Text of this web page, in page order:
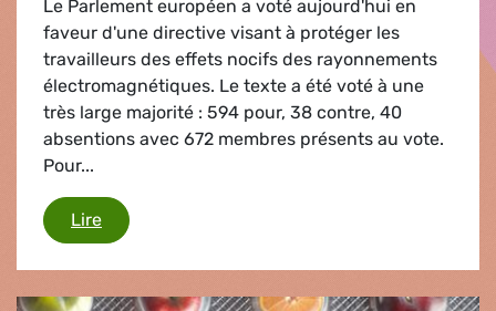
Le Parlement européen a voté aujourd'hui en
faveur d'une directive visant à protéger les
travailleurs des effets nocifs des rayonnements
électromagnétiques. Le texte a été voté à une
très large majorité : 594 pour, 38 contre, 40
absentions avec 672 membres présents au vote.
Pour...
LireRayonnements électromagnétiques